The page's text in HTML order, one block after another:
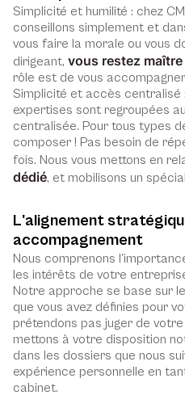
Simplicité et humilité : chez
conseillons simplement et
vous faire la morale ou vous
dirigeant, vous restez
rôle est de vous
Simplicité et accès centralisé
expertises sont regroupées
centralisée. Pour tous types
composer ! Pas besoin de
fois. Nous vous mettons en
dédié, et mobilisons un
L'alignement
accompagnement
Nous comprenons
les intérêts de votre
Notre approche se base sur
que vous avez définies pour
prétendons pas juger de
mettons à votre disposition
dans les dossiers que nous
expérience personnelle en
cabinet.